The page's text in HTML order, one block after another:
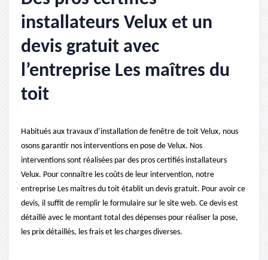
installateurs Velux et un
devis gratuit avec
l’entreprise Les maîtres du
toit
Habitués aux travaux d’installation de fenêtre de toit Velux, nous
osons garantir nos interventions en pose de Velux. Nos
interventions sont réalisées par des pros certifiés installateurs
Velux. Pour connaître les coûts de leur intervention, notre
entreprise Les maîtres du toit établit un devis gratuit. Pour avoir ce
devis, il suffit de remplir le formulaire sur le site web. Ce devis est
détaillé avec le montant total des dépenses pour réaliser la pose,
les prix détaillés, les frais et les charges diverses.